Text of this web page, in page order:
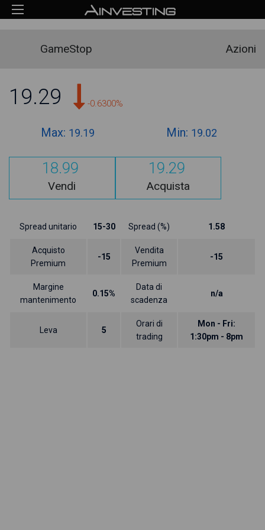
GameStop Azioni
19.29 -0.6300%
Max: 19.19 Min: 19.02
18.99
Vendi
19.29
Acquista
Spread unitario 15-30 Spread (%) 1.58
Acquisto
Premium
-15
Vendita
Premium
-15
Margine
mantenimento
0.15%
Data di
scadenza
n/a
Leva 5
Orari di
trading
Mon - Fri:
1:30pm - 8pm